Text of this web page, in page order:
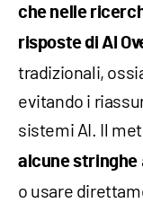
che nelle
risposte di AI
tradizionali,
evitando i
sistemi AI. Il
alcune stringhe
o usare